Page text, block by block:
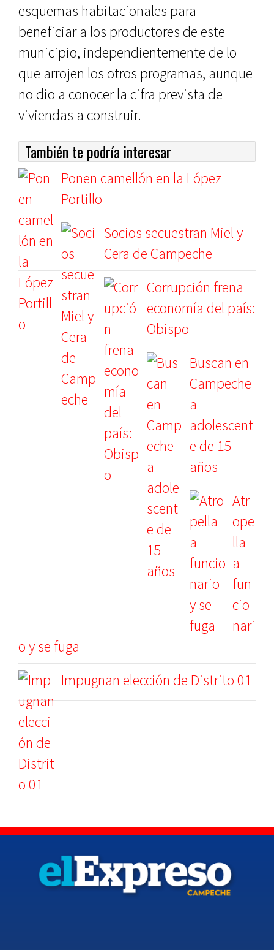
esquemas habitacionales pa­ra
beneficiar a los productores de este
municipio, independientemente de lo
que arrojen los otros programas, aunque
no dio a conocer la cifra pre­vista de
viviendas a construir.
También te podría interesar
Ponen camellón en la López
Portillo
Socios secuestran Miel y
Cera de Campeche
Corrupción frena
economía del país:
Obispo
Buscan en
Campeche
a
adolescent
e de 15
años
Atr
ope
lla
a
fun
cio
nari
o y se fuga
Impugnan elección de Distrito 01